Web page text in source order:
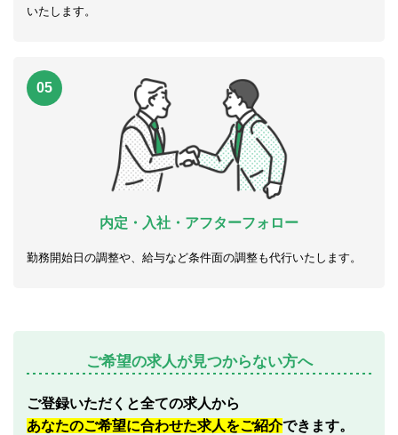
いたします。
05
内定・入社・アフターフォロー
勤務開始日の調整や、給与など条件面の調整も代行いたします。
ご希望の求人が見つからない方へ
ご登録いただくと全ての求人から
あなたのご希望に合わせた求人をご紹介できます。